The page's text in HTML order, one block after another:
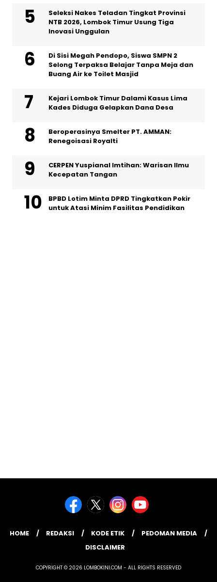
Seleksi Nakes Teladan Tingkat Provinsi
NTB 2026, Lombok Timur Usung Tiga
Inovasi Unggulan
Di Sisi Megah Pendopo, Siswa SMPN 2
Selong Terpaksa Belajar Tanpa Meja dan
Buang Air ke Toilet Masjid
Kejari Lombok Timur Dalami Kasus Lima
Kades Diduga Gelapkan Dana Desa
Beroperasinya Smelter PT. AMMAN:
Renegoisasi Royalti
CERPEN Yuspianal Imtihan: Warisan Ilmu
Kecepatan Tangan
BPBD Lotim Minta DPRD Tingkatkan Pokir
untuk Atasi Minim Fasilitas Pendidikan
HOME REDAKSI KODE ETIK
PEDOMAN MEDIA
DISCLAIMER
COPYRIGHT © 2026 LOMBOKINI.COM - ALL RIGHTS RESERVED